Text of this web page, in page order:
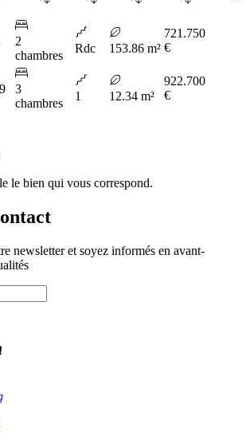
2
chambres
Rdc 153.86 m²
721.750
€
3
chambres
1 12.34 m²
922.700
€
le bien qui vous correspond.
newsletter et soyez informés en avant-